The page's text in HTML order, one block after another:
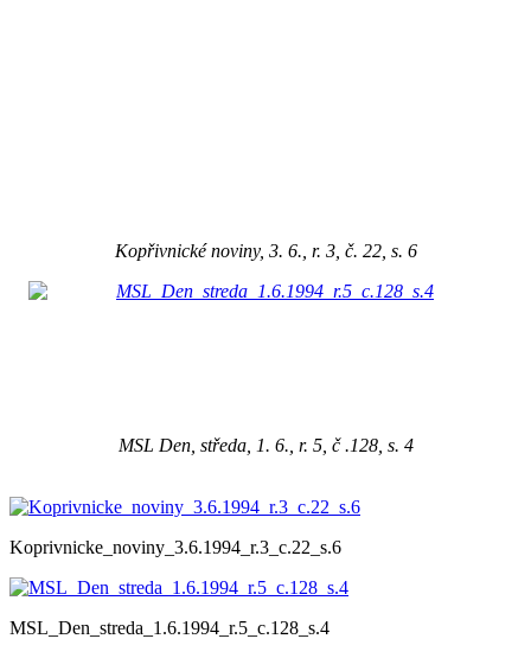
Kopřivnické noviny, 3. 6., r. 3, č. 22, s. 6
MSL Den, středa, 1. 6., r. 5, č .128, s. 4
Koprivnicke_noviny_3.6.1994_r.3_c.22_s.6
MSL_Den_streda_1.6.1994_r.5_c.128_s.4